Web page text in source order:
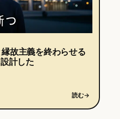
故主義を終わらせる
計した
読む→